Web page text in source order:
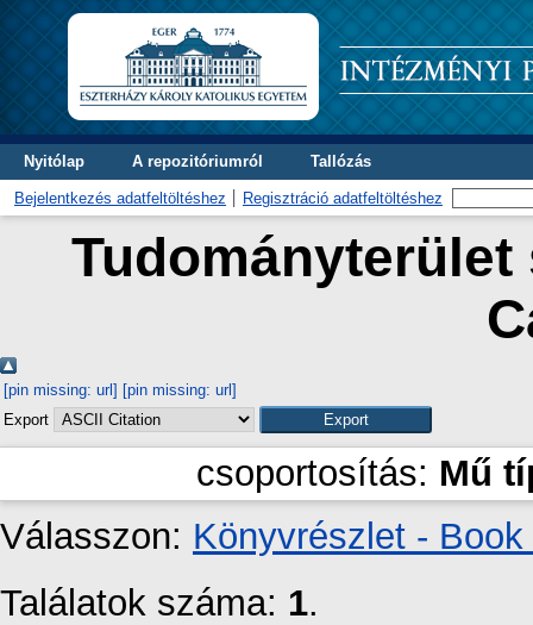
Nyitólap A repozitóriumról Tallózás
Bejelentkezés adatfeltöltéshez Regisztráció adatfeltöltéshez
[pin missing: url] [pin missing: url]
Export
csoportosítás: Mű
Válasszon: Könyvrészlet -
Találatok száma: 1.